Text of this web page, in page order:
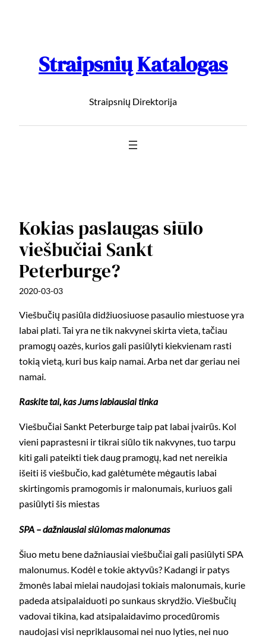
Straipsnių Katalogas
Straipsnių Direktorija
Kokias paslaugas siūlo
viešbučiai Sankt
Peterburge?
2020-03-03
Viešbučių pasiūla didžiuosiuose pasaulio miestuose yra
labai plati. Tai yra ne tik nakvynei skirta vieta, tačiau
pramogų oazės, kurios gali pasiūlyti kiekvienam rasti
tokią vietą, kuri bus kaip namai. Arba net dar geriau nei
namai.
Raskite tai, kas Jums labiausiai tinka
Viešbučiai Sankt Peterburge taip pat labai įvairūs. Kol
vieni paprastesni ir tikrai siūlo tik nakvynes, tuo tarpu
kiti gali pateikti tiek daug pramogų, kad net nereikia
išeiti iš viešbučio, kad galėtumėte mėgautis labai
skirtingomis pramogomis ir malonumais, kuriuos gali
pasiūlyti šis miestas
SPA – dažniausiai siūlomas malonumas
Šiuo metu bene dažniausiai viešbučiai gali pasiūlyti SPA
malonumus. Kodėl e tokie aktyvūs? Kadangi ir patys
žmonės labai mielai naudojasi tokiais malonumais, kurie
padeda atsipalaiduoti po sunkaus skrydžio. Viešbučių
vadovai tikina, kad atsipalaidavimo procedūromis
naudojasi visi nepriklausomai nei nuo lyties, nei nuo